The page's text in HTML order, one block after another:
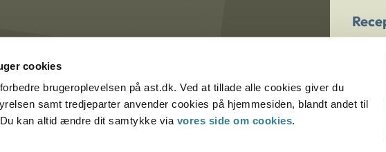
cookies
brugeroplevelsen på ast.dk. Ved at tillade alle cookies giver du
samt tredjeparter anvender cookies på hjemmesiden, blandt andet til
kan altid ændre dit samtykke via vores side om cookies.